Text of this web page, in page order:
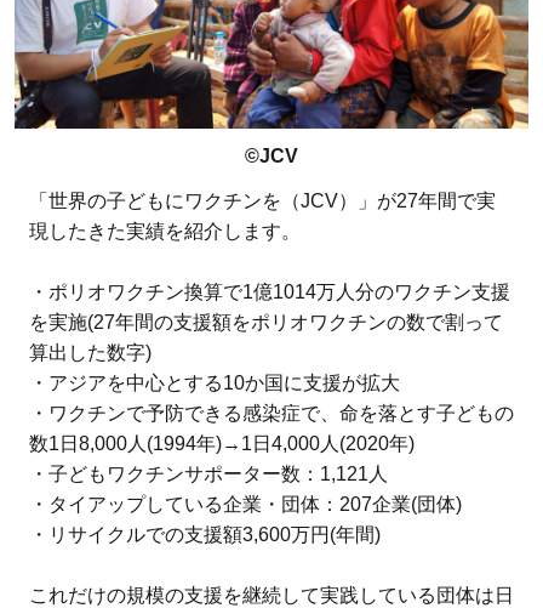
©JCV
「世界の子どもにワクチンを（JCV）」が27年間で実
現したきた実績を紹介します。
・ポリオワクチン換算で1億1014万人分のワクチン支援
を実施(27年間の支援額をポリオワクチンの数で割って
算出した数字)
・アジアを中心とする10か国に支援が拡大
・ワクチンで予防できる感染症で、命を落とす子どもの
数1日8,000人(1994年)→1日4,000人(2020年)
・子どもワクチンサポーター数：1,121人
・タイアップしている企業・団体：207企業(団体)
・リサイクルでの支援額3,600万円(年間)
これだけの規模の支援を継続して実践している団体は日